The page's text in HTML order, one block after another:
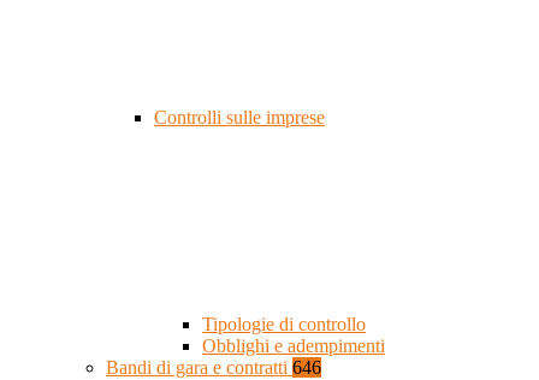
Controlli sulle imprese
Tipologie di controllo
Obblighi e adempimenti
Bandi di gara e contratti 646